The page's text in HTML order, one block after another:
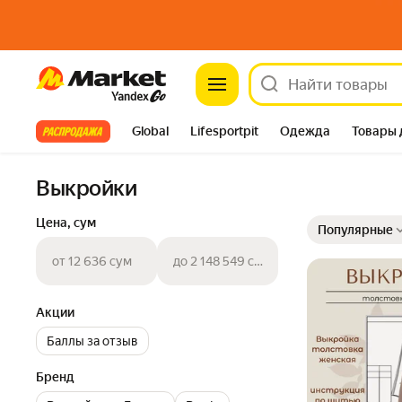
Market
Все хиты Global Lifesportpit Одежда Товары
Выкройки
Цена, сум
от 12 636 сум до 2 148 549 сум
Акции
Баллы за отзыв
Бренд
Популярные